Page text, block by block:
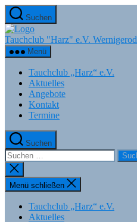
Zum
Inhalt
springen
Suchen
Tauchclub "Harz" e.V.
Menü
Tauchclub „Harz“ e.V.
Aktuelles
Angebote
Kontakt
Termine
Suchen
Suchen
nach:
Suche
schließen
Menü schließen
Tauchclub „Harz“ e.V.
Aktuelles